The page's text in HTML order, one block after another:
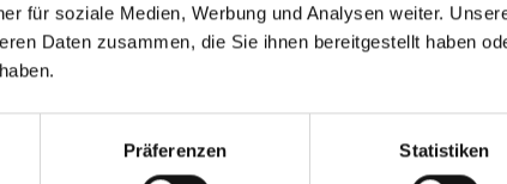
für soziale Medien, Werbung und Analysen weiter.
Daten zusammen, die Sie ihnen bereitgestellt haben
Präferenzen Statistiken